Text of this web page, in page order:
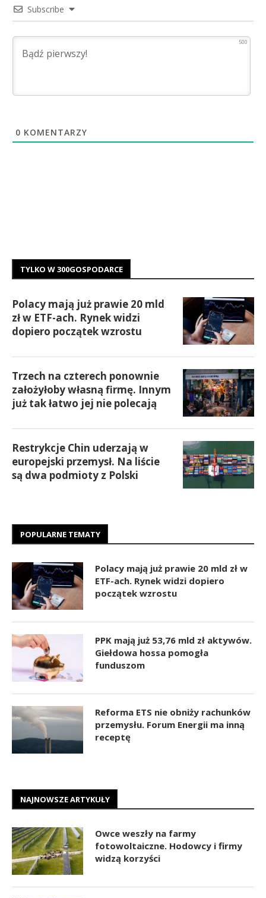
Subscribe
500
0 KOMENTARZY
TYLKO W 300GOSPODARCE
Polacy mają już prawie 20 mld
zł w ETF-ach. Rynek widzi
dopiero początek wzrostu
Trzech na czterech ponownie
założyłoby własną firmę. Innym
już tak łatwo jej nie polecają
Restrykcje Chin uderzają w
europejski przemysł. Na liście
są dwa podmioty z Polski
POPULARNE TEMATY
Polacy mają już prawie 20 mld zł w
ETF-ach. Rynek widzi dopiero
początek wzrostu
PPK mają już 53,76 mld zł aktywów.
Giełdowa hossa pomogła
funduszom
Reforma ETS nie obniży rachunków
przemysłu. Forum Energii ma inną
receptę
NAJNOWSZE ARTYKUŁY
Owce weszły na farmy
fotowoltaiczne. Hodowcy i firmy
widzą korzyści